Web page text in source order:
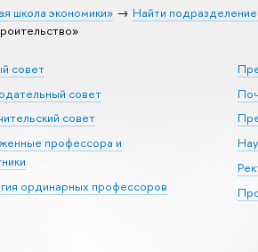
школа экономики» Найти
совет
совет
совет
профессора и
ординарных профессоров